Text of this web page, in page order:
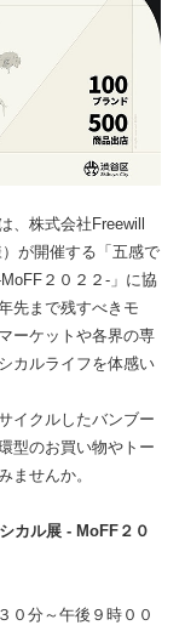
、株式会社Freewill
が開催する「五感で
２０２２-」に協
先まで残すべきモ
ーケットや各界の専
カルライフを体感い
イクルしたバンブー
型のお買い物やトー
ませんか。
カル展 - MoFF２０
分～午後９時００